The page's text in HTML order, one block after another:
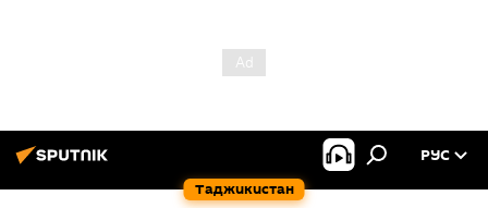
Таджикистан
РУС